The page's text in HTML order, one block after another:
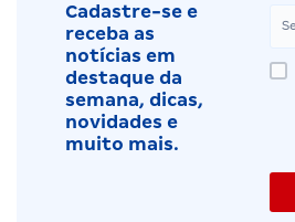
Cadastre-se e
receba as
notícias em
destaque da
semana, dicas,
novidades e
muito mais.